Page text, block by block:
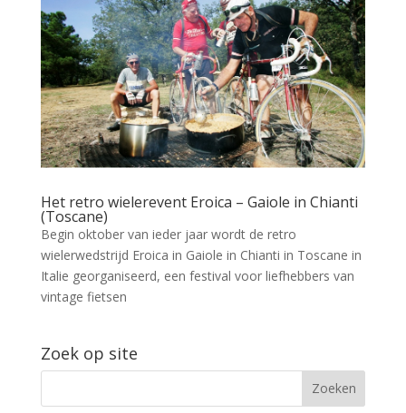
Het retro wielerevent Eroica – Gaiole in Chianti
(Toscane)
Begin oktober van ieder jaar wordt de retro
wielerwedstrijd Eroica in Gaiole in Chianti in Toscane in
Italie georganiseerd, een festival voor liefhebbers van
vintage fietsen
Zoek op site